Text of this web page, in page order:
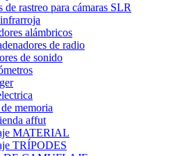
de rastreo para cámaras SLR
alámbricos
de radio
de sonido
memoria
affut
MATERIAL
TRÍPODES